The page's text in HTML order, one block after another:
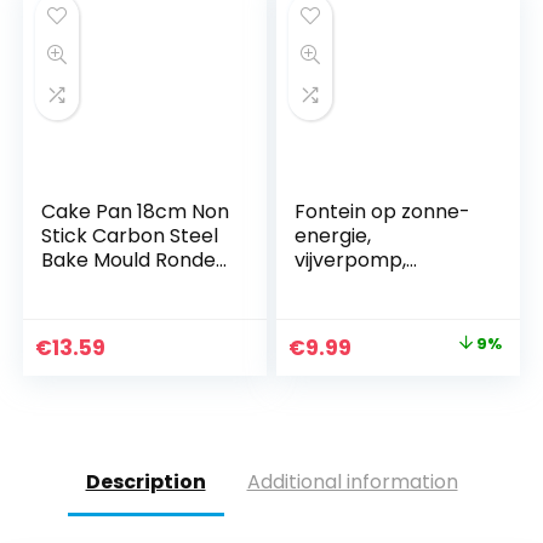
vishouder,
zwembad (1W)
Cake Pan 18cm Non
Stick Carbon Steel
Bake Mould Ronde
Bodem Bakvormen
Cake Supplies
€13.59
Fontein op zonne-
energie,
vijverpomp,
1 W monokristallijn
zonnepaneel,
vogelbad, visbak
Original
€9.99 9%
Description Additional information